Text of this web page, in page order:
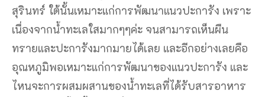
สุรินทร์ ใต้นั้นเหมาะแก่การพัฒนาแนวปะการัง เพราะ
เนื่องจากน้ำทะเลใสมากๆๆค่ะ จนสามารถเห็นผืน
ทรายและปะการังมากมายได้เลย และอีกอย่างเลยคือ
อุณหภูมิพอเหมาะแก่การพัฒนาของแนวปะการัง และ
ไหนจะการผสมผสานของน้ำทะเลที่ได้รับสารอาหาร